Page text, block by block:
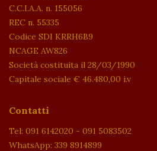
C.C.I.A.A. n. 155056
REC n. 55335
Codice SDI KRRH6B9
NCAGE AW826
Società costituita il 28/03/1990
Capitale sociale € 46.480,00 i.v
Contatti
Tel: 091 6142020 - 091 5083502
WhatsApp: 339 8914899